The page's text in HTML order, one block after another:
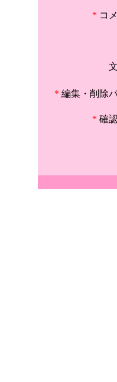
* コ
* 編集・削除
* 確